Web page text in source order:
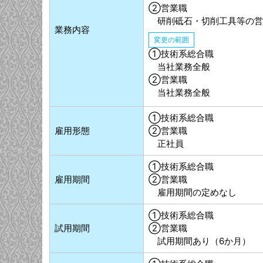
業務内容
②営業職
研削砥石・切削工具等の
変更の範囲
①技術系総合職
当社業務全般
②営業職
当社業務全般
雇用形態
①技術系総合職
②営業職
正社員
雇用期間
①技術系総合職
②営業職
雇用期間の定めなし
試用期間
①技術系総合職
②営業職
試用期間あり（6か月）